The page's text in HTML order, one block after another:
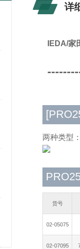
详
IEDA/
两种类型
货号
02-05075
02-07095